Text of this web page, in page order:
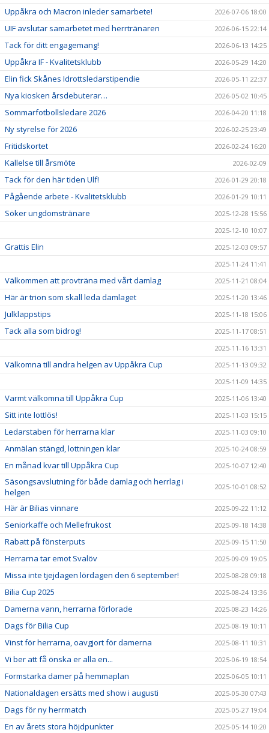
Uppåkra och Macron inleder samarbete! 2026-07-06 18:00
UIF avslutar samarbetet med herrtränaren 2026-06-15 22:14
Tack för ditt engagemang! 2026-06-13 14:25
Uppåkra IF - Kvalitetsklubb 2026-05-29 14:20
Elin fick Skånes Idrottsledarstipendie 2026-05-11 22:37
Nya kiosken årsdebuterar… 2026-05-02 10:45
Sommarfotbollsledare 2026 2026-04-20 11:18
Ny styrelse för 2026 2026-02-25 23:49
Fritidskortet 2026-02-24 16:20
Kallelse till årsmöte 2026-02-09
Tack för den här tiden Ulf! 2026-01-29 20:18
Pågående arbete - Kvalitetsklubb 2026-01-29 10:11
Söker ungdomstränare
2025-12-28 15:56
2025-12-10 10:07
Grattis Elin
2025-12-03 09:57
2025-11-24 11:41
Välkommen att provträna med vårt damlag 2025-11-21 08:04
Här är trion som skall leda damlaget 2025-11-20 13:46
Julklappstips 2025-11-18 15:06
Tack alla som bidrog!
2025-11-17 08:51
2025-11-16 13:31
Välkomna till andra helgen av Uppåkra Cup
2025-11-13 09:32
2025-11-09 14:35
Varmt välkomna till Uppåkra Cup 2025-11-06 13:40
Sitt inte lottlös! 2025-11-03 15:15
Ledarstaben för herrarna klar 2025-11-03 09:10
Anmälan stängd, lottningen klar 2025-10-24 08:59
En månad kvar till Uppåkra Cup 2025-10-07 12:40
Säsongsavslutning för både damlag och herrlag i
helgen
2025-10-01 08:52
Här är Bilias vinnare 2025-09-22 11:12
Seniorkaffe och Mellefrukost 2025-09-18 14:38
Rabatt på fönsterputs 2025-09-15 11:50
Herrarna tar emot Svalöv 2025-09-09 19:05
Missa inte tjejdagen lördagen den 6 september! 2025-08-28 09:18
Bilia Cup 2025 2025-08-24 13:36
Damerna vann, herrarna förlorade 2025-08-23 14:26
Dags för Bilia Cup 2025-08-19 10:11
Vinst för herrarna, oavgjort för damerna 2025-08-11 10:31
Vi ber att få önska er alla en... 2025-06-19 18:54
Formstarka damer på hemmaplan 2025-06-05 10:11
Nationaldagen ersätts med show i augusti 2025-05-30 07:43
Dags för ny herrmatch 2025-05-27 19:04
En av årets stora höjdpunkter 2025-05-14 10:20